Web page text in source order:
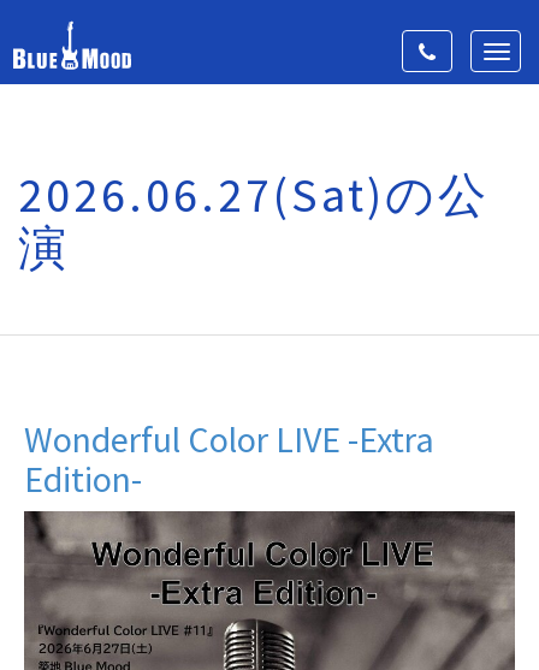
Toggle
navigation
2026.06.27(Sat)の公
演
Wonderful Color LIVE -Extra
Edition-